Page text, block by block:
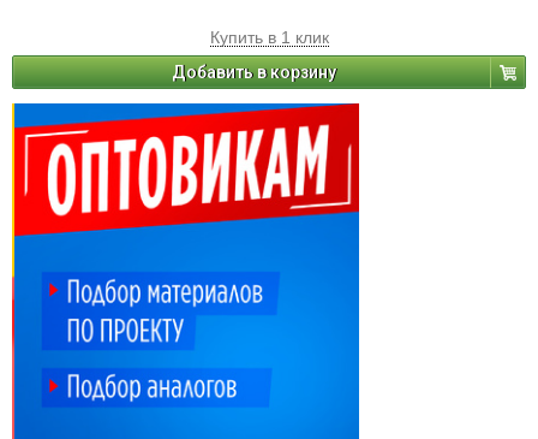
Купить в 1 клик
Добавить в корзину